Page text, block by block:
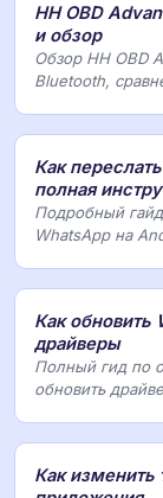
HH OBD
и обзор
Обзор HH OBD
Bluetooth,
Как
полная
Подробный
WhatsApp на
Как обновить
драйверы
Полный гид по
обновить
Как изменить